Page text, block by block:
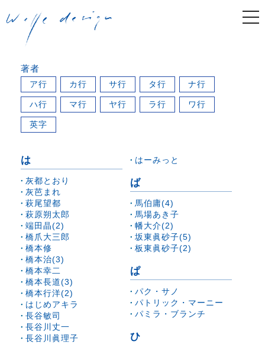
著者
ア行 カ行 サ行 タ行 ナ行
ハ行 マ行 ヤ行 ラ行 ワ行
英字
は
灰都とおり
灰芭まれ
萩尾望都
萩原朔太郎
端田晶(2)
橋爪大三郎
橋本修
橋本治(3)
橋本幸二
橋本長道(3)
橋本行洋(2)
はじめアキラ
長谷敏司
長谷川丈一
長谷川眞理子
はーみっと
ば
馬伯庸(4)
馬場あき子
幡大介(2)
坂東眞砂子(5)
板東眞砂子(2)
ぱ
パク・サノ
パトリック・マーニー
パミラ・ブランチ
ひ